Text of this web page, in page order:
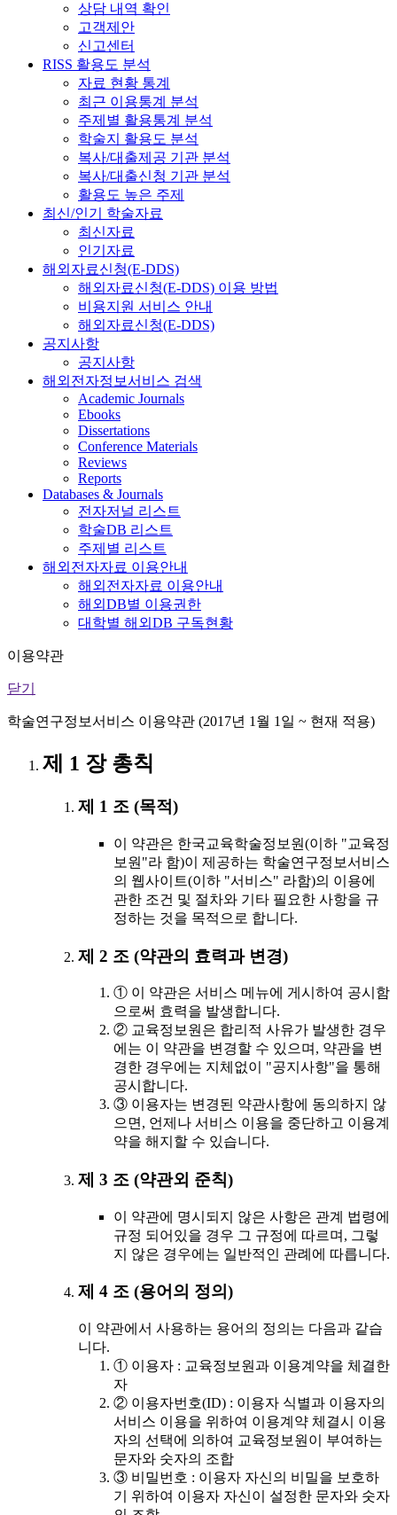
상담 내역 확인
고객제안
신고센터
RISS 활용도 분석
자료 현황 통계
최근 이용통계 분석
주제별 활용통계 분석
학술지 활용도 분석
복사/대출제공 기관 분석
복사/대출신청 기관 분석
활용도 높은 주제
최신/인기 학술자료
최신자료
인기자료
해외자료신청(E-DDS)
해외자료신청(E-DDS) 이용 방법
비용지원 서비스 안내
해외자료신청(E-DDS)
공지사항
공지사항
해외전자정보서비스 검색
Academic Journals
Ebooks
Dissertations
Conference Materials
Reviews
Reports
Databases & Journals
전자저널 리스트
학술DB 리스트
주제별 리스트
해외전자자료 이용안내
해외전자자료 이용안내
해외DB별 이용권한
대학별 해외DB 구독현황
이용약관
닫기
학술연구정보서비스 이용약관 (2017년 1월 1일 ~ 현재 적용)
제 1 장 총칙
제 1 조 (목적)
이 약관은 한국교육학술정보원(이하 "교육정
보원"라 함)이 제공하는 학술연구정보서비스
의 웹사이트(이하 "서비스" 라함)의 이용에
관한 조건 및 절차와 기타 필요한 사항을 규
정하는 것을 목적으로 합니다.
제 2 조 (약관의 효력과 변경)
① 이 약관은 서비스 메뉴에 게시하여 공시함
으로써 효력을 발생합니다.
② 교육정보원은 합리적 사유가 발생한 경우
에는 이 약관을 변경할 수 있으며, 약관을 변
경한 경우에는 지체없이 "공지사항"을 통해
공시합니다.
③ 이용자는 변경된 약관사항에 동의하지 않
으면, 언제나 서비스 이용을 중단하고 이용계
약을 해지할 수 있습니다.
제 3 조 (약관외 준칙)
이 약관에 명시되지 않은 사항은 관계 법령에
규정 되어있을 경우 그 규정에 따르며, 그렇
지 않은 경우에는 일반적인 관례에 따릅니다.
제 4 조 (용어의 정의)
이 약관에서 사용하는 용어의 정의는 다음과 같습
니다.
① 이용자 : 교육정보원과 이용계약을 체결한
자
② 이용자번호(ID) : 이용자 식별과 이용자의
서비스 이용을 위하여 이용계약 체결시 이용
자의 선택에 의하여 교육정보원이 부여하는
문자와 숫자의 조합
③ 비밀번호 : 이용자 자신의 비밀을 보호하
기 위하여 이용자 자신이 설정한 문자와 숫자